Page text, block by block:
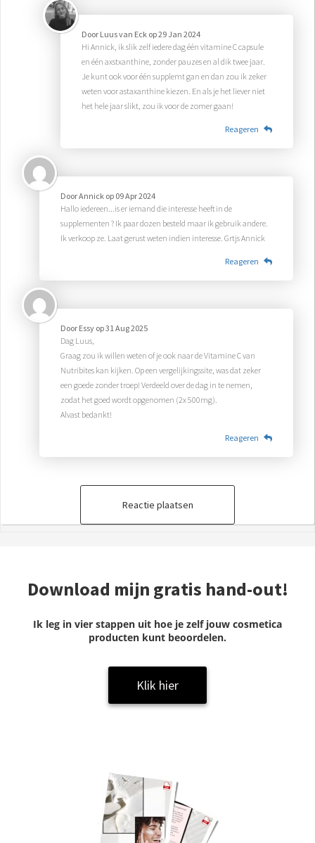
Door Luus van Eck op29 Jan 2024
Hi Annick, ik slik zelf iedere dag één vitamine C capsule
en één axstxanthine, zonder pauzes en al dik twee jaar.
Je kunt ook voor één supplemt gan en dan zou ik zeker
weten voor astaxanthine kiezen. En als je het liever niet
het hele jaar slikt, zou ik voor de zomer gaan!
Reageren
DoorAnnick op 09 Apr 2024
Hallo iedereen...is er iemand die interesse heeft in de
supplementen ? Ik paar dozen besteld maar ik gebruik andere.
Ik verkoop ze. Laat gerust weten indien interesse. Grtjs Annick
Reageren
Door Essy op31 Aug 2025
Dag Luus,
Graag zou ik willen weten of je ook naar de Vitamine C van
Nutribites kan kijken. Op een vergelijkingssite, was dat zeker
een goede zonder troep! Verdeeld over de dag in te nemen,
zodat het goed wordt opgenomen (2x 500mg).
Alvast bedankt!
Reageren
Reactie plaatsen
Download mijn gratis hand-out!
Ik leg in vier stappen uit hoe je zelf jouw cosmetica
producten kunt beoordelen.
Klik hier